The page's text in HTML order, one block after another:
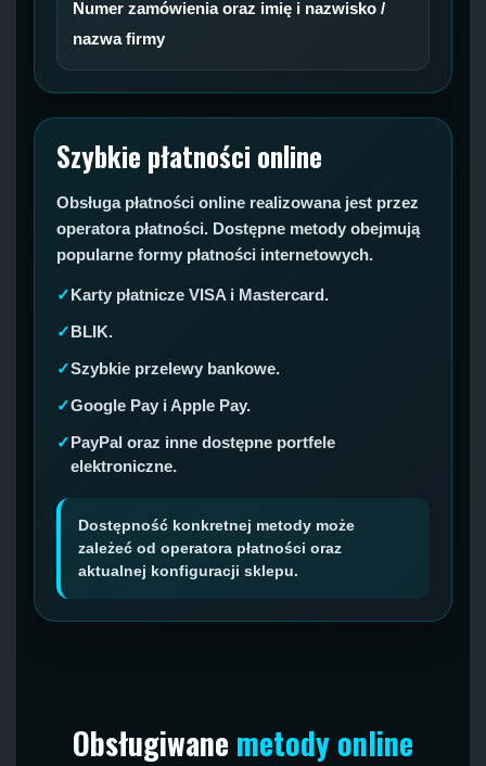
Numer zamówienia oraz imię i nazwisko /
nazwa firmy
Szybkie płatności online
Obsługa płatności online realizowana jest przez
operatora płatności. Dostępne metody obejmują
popularne formy płatności internetowych.
Karty płatnicze VISA i Mastercard.
BLIK.
Szybkie przelewy bankowe.
Google Pay i Apple Pay.
PayPal oraz inne dostępne portfele
elektroniczne.
Dostępność konkretnej metody może
zależeć od operatora płatności oraz
aktualnej konfiguracji sklepu.
Obsługiwane metody online